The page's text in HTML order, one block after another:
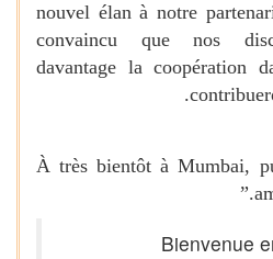
nouvel élan à notre
convaincu que nos
davantage la coopération
.
À très bientôt à Mumbai,
.”
Bienvenue